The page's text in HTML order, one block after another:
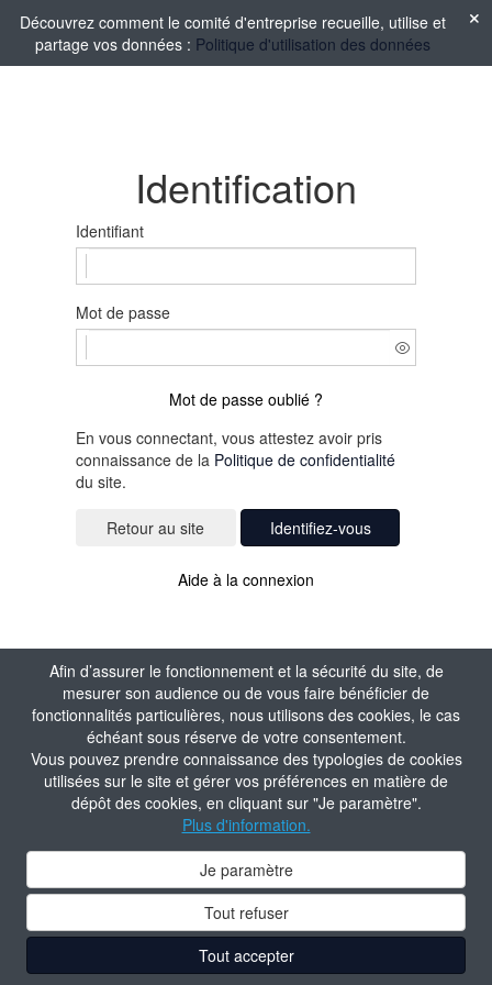
Afin d’assurer le fonctionnement et la sécurité du site, de
mesurer son audience ou de vous faire bénéficier de
fonctionnalités particulières, nous utilisons des cookies, le cas
échéant sous réserve de votre consentement.
Vous pouvez prendre connaissance des typologies de cookies
utilisées sur le site et gérer vos préférences en matière de
dépôt des cookies, en cliquant sur "Je paramètre".
Plus d'information.
Je paramètre
Tout refuser
Tout accepter
Découvrez comment le comité d'entreprise recueille, utilise et
partage vos données : Politique d'utilisation des données
Identification
Identifiant
Mot de passe
Mot de passe oublié ?
En vous connectant, vous attestez avoir pris
connaissance de la Politique de confidentialité
du site.
Identifiez-vous
Aide à la connexion